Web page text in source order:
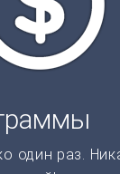
один раз.